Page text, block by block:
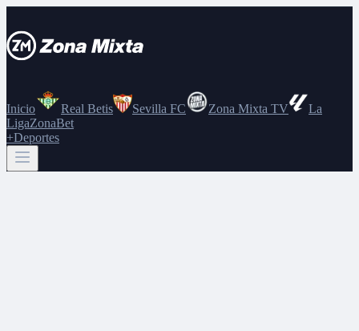
Inicio Real Betis Sevilla FC Zona Mixta TV
La
LigaZonaBet
+Deportes